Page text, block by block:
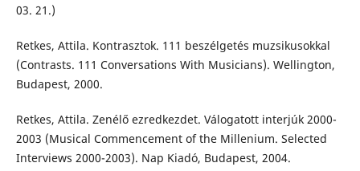
03. 21.)
Retkes, Attila. Kontrasztok. 111 beszélgetés muzsikusokkal
(Contrasts. 111 Conversations With Musicians). Wellington,
Budapest, 2000.
Retkes, Attila. Zenélő ezredkezdet. Válogatott interjúk 2000-
2003 (Musical Commencement of the Millenium. Selected
Interviews 2000-2003). Nap Kiadó, Budapest, 2004.